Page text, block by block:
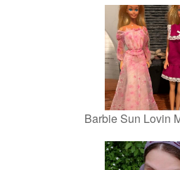
Barbie Sun Lovin